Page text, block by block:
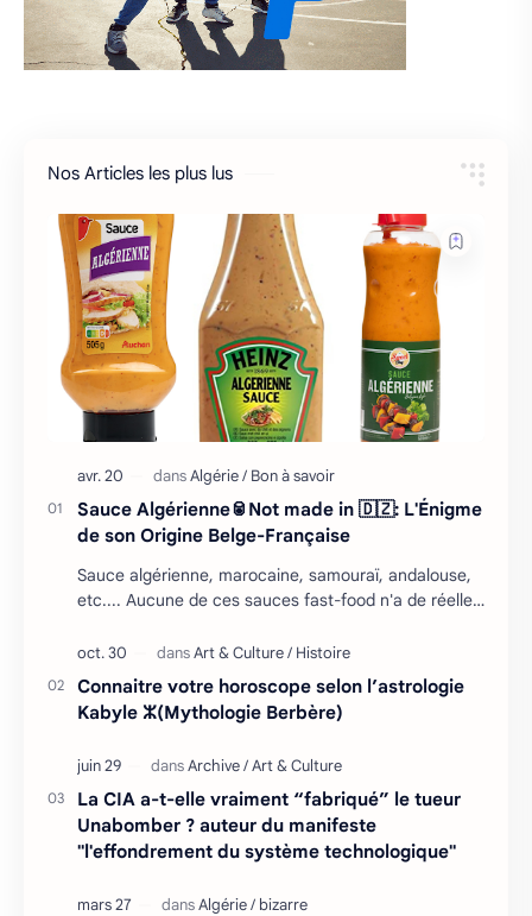
Nos Articles les plus lus
Sauce Algérienne🥫Not made in 🇩🇿: L'Énigme
de son Origine Belge-Française
Sauce algérienne, marocaine, samouraï, andalouse,
etc.... Aucune de ces sauces fast-food n'a de réelles
Connaitre votre horoscope selon l’astrologie
Kabyle ⵣ(Mythologie Berbère)
La CIA a-t-elle vraiment “fabriqué” le tueur
Unabomber ? auteur du manifeste
"l'effondrement du système technologique"